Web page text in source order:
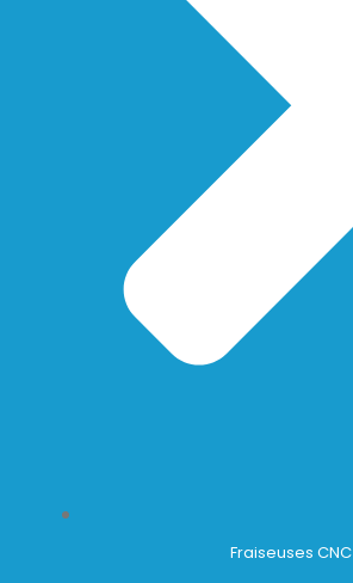
Fraiseuses CNC